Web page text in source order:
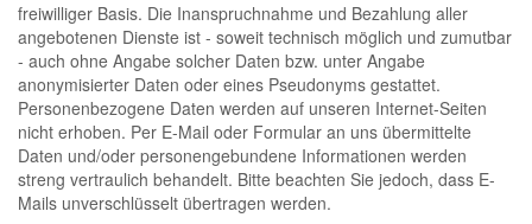
freiwilliger Basis. Die Inanspruchnahme und Bezahlung aller
angebotenen Dienste ist - soweit technisch möglich und zumutbar
- auch ohne Angabe solcher Daten bzw. unter Angabe
anonymisierter Daten oder eines Pseudonyms gestattet.
Personenbezogene Daten werden auf unseren Internet-Seiten
nicht erhoben. Per E-Mail oder Formular an uns übermittelte
Daten und/oder personengebundene Informationen werden
streng vertraulich behandelt. Bitte beachten Sie jedoch, dass E-
Mails unverschlüsselt übertragen werden.